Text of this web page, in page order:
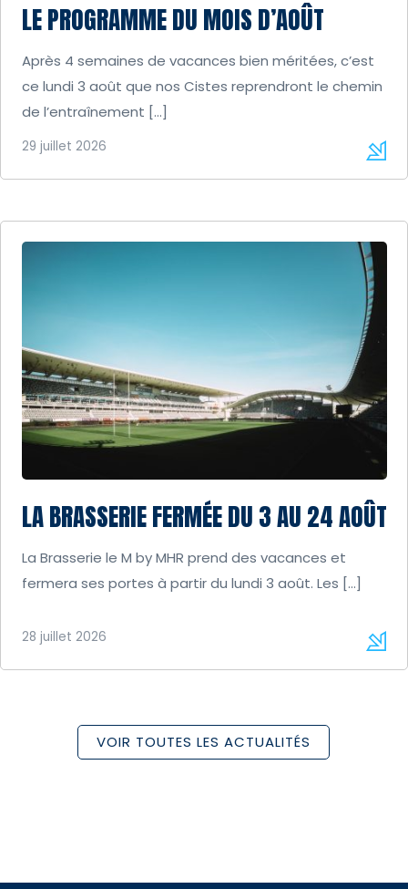
LE PROGRAMME DU MOIS D’AOÛT
Après 4 semaines de vacances bien méritées, c’est
ce lundi 3 août que nos Cistes reprendront le chemin
de l’entraînement […]
29 juillet 2026
LA BRASSERIE FERMÉE DU 3 AU 24 AOÛT
La Brasserie le M by MHR prend des vacances et
fermera ses portes à partir du lundi 3 août. Les […]
28 juillet 2026
VOIR TOUTES LES ACTUALITÉS